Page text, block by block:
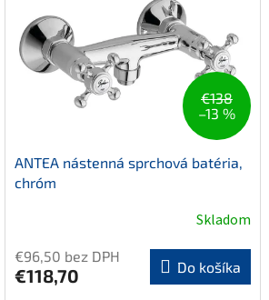
€138
–13 %
ANTEA nástenná sprchová batéria,
chróm
Skladom
€96,50 bez DPH
€118,70 Do košíka